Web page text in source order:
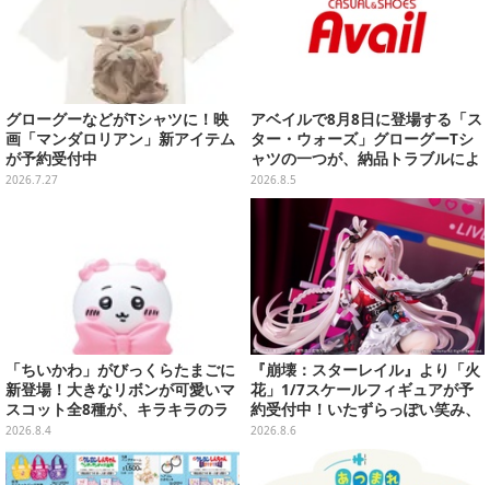
グローグーなどがTシャツに！映
画「マンダロリアン」新アイテム
が予約受付中
2026.7.27
アベイルで8月8日に登場する「ス
ター・ウォーズ」グローグーTシ
ャツの一つが、納品トラブルによ
り販売日変更へ
2026.8.5
「ちいかわ」がびっくらたまごに
新登場！大きなリボンが可愛いマ
スコット全8種が、キラキラのラ
メ入り入浴剤から飛び出す
2026.8.4
『崩壊：スターレイル』より「火
花」1/7スケールフィギュアが予
約受付中！いたずらっぽい笑み、
シルクハット型のステージが華や
2026.8.6